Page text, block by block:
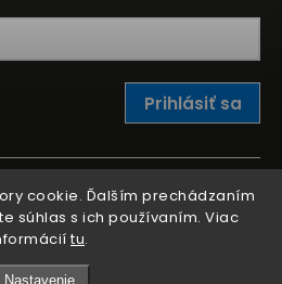
cookie. Ďalším prechádzaním
súhlas s ich používaním. Viac
tu.
Nastavenie
Prihlásiť sa